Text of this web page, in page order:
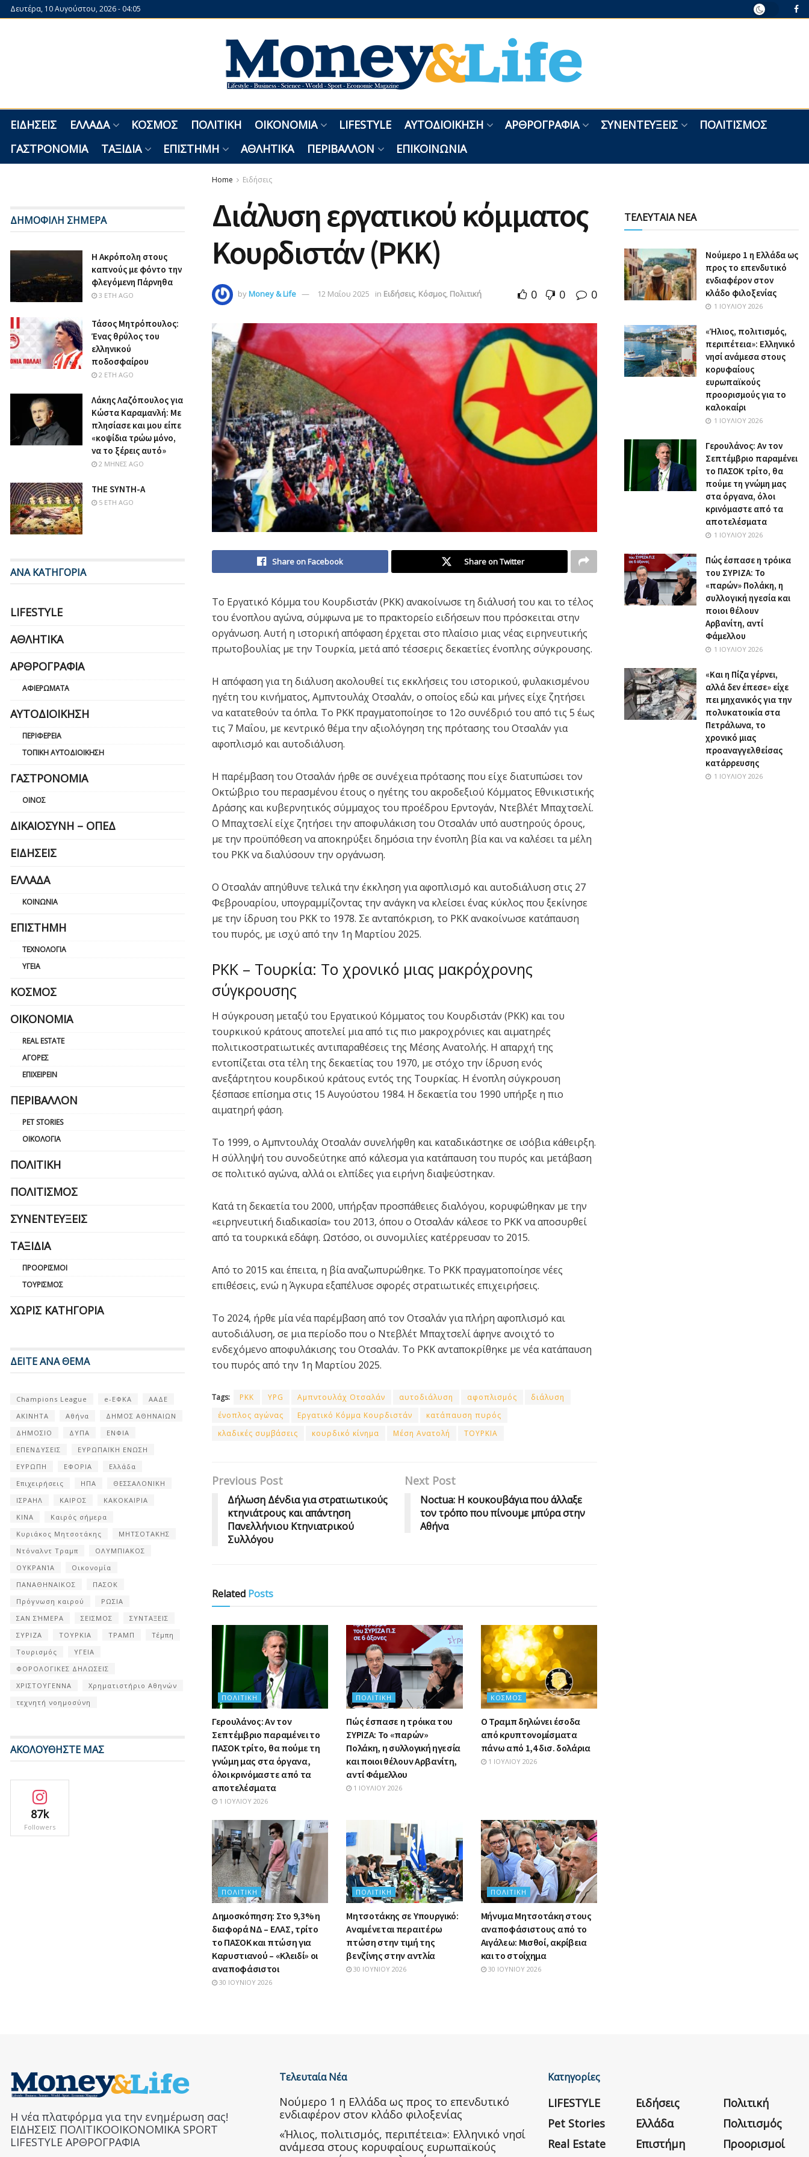
Δευτέρα, 10 Αυγούστου, 2026 - 04:05
ΕΙΔΉΣΕΙΣ ΕΛΛΆΔΑ ΚΌΣΜΟΣ ΠΟΛΙΤΙΚΉ ΟΙΚΟΝΟΜΊΑ LIFESTYLE ΑΥΤΟΔΙΟΊΚΗΣΗ ΑΡΘΡΟΓΡΑΦΊΑ ΣΥΝΕΝΤΕΎΞΕΙΣ
ΠΟΛΙΤΙΣΜΌΣ
ΓΑΣΤΡΟΝΟΜΊΑ
ΤΑΞΊΔΙΑ ΕΠΙΣΤΉΜΗ ΑΘΛΗΤΙΚΆ ΠΕΡΙΒΆΛΛΟΝ ΕΠΙΚΟΙΝΩΝΊΑ
Home Ειδήσεις
Διάλυση εργατικού κόμματος
Κουρδιστάν (PKK)
byMoney & Life 12 Μαΐου 2025 in Ειδήσεις, Κόσμος, Πολιτική 0 0 0
Share on Facebook Share on Twitter
Το Εργατικό Κόμμα του Κουρδιστάν (PKK) ανακοίνωσε τη διάλυσή του και το τέλος
του ένοπλου αγώνα, σύμφωνα με το πρακτορείο ειδήσεων που πρόσκειται στην
οργάνωση. Αυτή η ιστορική απόφαση έρχεται στο πλαίσιο μιας νέας ειρηνευτικής
πρωτοβουλίας με την Τουρκία, μετά από τέσσερις δεκαετίες ένοπλης σύγκρουσης.
Η απόφαση για τη διάλυση ακολουθεί τις εκκλήσεις του ιστορικού, φυλακισμένου
ηγέτη του κινήματος, Αμπντουλάχ Οτσαλάν, ο οποίος εδώ και μήνες είχε ζητήσει
να κατατεθούν τα όπλα. Το PKK πραγματοποίησε το 12ο συνέδριό του από τις 5 έως
τις 7 Μαΐου, με κεντρικό θέμα την αξιολόγηση της πρότασης του Οτσαλάν για
αφοπλισμό και αυτοδιάλυση.
Η παρέμβαση του Οτσαλάν ήρθε σε συνέχεια πρότασης που είχε διατυπώσει τον
Οκτώβριο του περασμένου έτους ο ηγέτης του ακροδεξιού Κόμματος Εθνικιστικής
Δράσης και κυβερνητικός σύμμαχος του προέδρου Ερντογάν, Ντεβλέτ Μπαχτσελί.
Ο Μπαχτσελί είχε ζητήσει την αποφυλάκιση του Οτσαλάν υπό αυστηρούς όρους,
με την προϋπόθεση να αποκηρύξει δημόσια την ένοπλη βία και να καλέσει τα μέλη
του PKK να διαλύσουν την οργάνωση.
Ο Οτσαλάν απηύθυνε τελικά την έκκληση για αφοπλισμό και αυτοδιάλυση στις 27
Φεβρουαρίου, υπογραμμίζοντας την ανάγκη να κλείσει ένας κύκλος που ξεκίνησε
με την ίδρυση του PKK το 1978. Σε ανταπόκριση, το PKK ανακοίνωσε κατάπαυση
του πυρός, με ισχύ από την 1η Μαρτίου 2025.
PKK – Τουρκία: Το χρονικό μιας μακρόχρονης
σύγκρουσης
Η σύγκρουση μεταξύ του Εργατικού Κόμματος του Κουρδιστάν (PKK) και του
τουρκικού κράτους αποτελεί μια από τις πιο μακροχρόνιες και αιματηρές
πολιτικοστρατιωτικές αντιπαραθέσεις της Μέσης Ανατολής. Η απαρχή της
εντοπίζεται στα τέλη της δεκαετίας του 1970, με στόχο την ίδρυση ενός
ανεξάρτητου κουρδικού κράτους εντός της Τουρκίας. Η ένοπλη σύγκρουση
ξέσπασε επίσημα στις 15 Αυγούστου 1984. Η δεκαετία του 1990 υπήρξε η πιο
αιματηρή φάση.
Το 1999, ο Αμπντουλάχ Οτσαλάν συνελήφθη και καταδικάστηκε σε ισόβια κάθειρξη.
Η σύλληψή του συνοδεύτηκε από κάλεσμα για κατάπαυση του πυρός και μετάβαση
σε πολιτικό αγώνα, αλλά οι ελπίδες για ειρήνη διαψεύστηκαν.
Κατά τη δεκαετία του 2000, υπήρξαν προσπάθειες διαλόγου, κορυφώθηκαν με την
«ειρηνευτική διαδικασία» του 2013, όπου ο Οτσαλάν κάλεσε το PKK να αποσυρθεί
από τα τουρκικά εδάφη. Ωστόσο, οι συνομιλίες κατέρρευσαν το 2015.
Από το 2015 και έπειτα, η βία αναζωπυρώθηκε. Το PKK πραγματοποίησε νέες
επιθέσεις, ενώ η Άγκυρα εξαπέλυσε σφορές στρατιωτικές επιχειρήσεις.
Το 2024, ήρθε μία νέα παρέμβαση από τον Οτσαλάν για πλήρη αφοπλισμό και
αυτοδιάλυση, σε μια περίοδο που ο Ντεβλέτ Μπαχτσελί άφηνε ανοιχτό το
ενδεχόμενο αποφυλάκισης του Οτσαλάν. Το PKK ανταποκρίθηκε με νέα κατάπαυση
του πυρός από την 1η Μαρτίου 2025.
Tags: PKK YPG Αμπντουλάχ Οτσαλάν αυτοδιάλυση αφοπλισμός
διάλυση
ένοπλος αγώνας
Εργατικό Κόμμα Κουρδιστάν
κατάπαυση πυρός
κλαδικές συμβάσεις
κουρδικό κίνημα Μέση Ανατολή ΤΟΥΡΚΙΑ
Previous Post
Δήλωση Δένδια για στρατιωτικούς
κτηνιάτρους και απάντηση
Πανελλήνιου Κτηνιατρικού
Συλλόγου
Next Post
Noctua: Η κουκουβάγια που άλλαξε
τον τρόπο που πίνουμε μπύρα στην
Αθήνα
Related Posts
ΠΟΛΙΤΙΚΉ
Γερουλάνος: Αν τον
Σεπτέμβριο παραμένει το
ΠΑΣΟΚ τρίτο, θα πούμε τη
γνώμη μας στα όργανα,
όλοι κρινόμαστε από τα
αποτελέσματα
1 ΙΟΥΛΊΟΥ 2026
ΠΟΛΙΤΙΚΉ
Πώς έσπασε η τρόικα του
ΣΥΡΙΖΑ: Το «παρών»
Πολάκη, η συλλογική ηγεσία
και ποιοι θέλουν Αρβανίτη,
αντί Φάμελλου
1 ΙΟΥΛΊΟΥ 2026
ΚΌΣΜΟΣ
Ο Τραμπ δηλώνει έσοδα
από κρυπτονομίσματα
πάνω από 1,4 δισ. δολάρια
1 ΙΟΥΛΊΟΥ 2026
ΠΟΛΙΤΙΚΉ
Δημοσκόπηση: Στο 9,3% η
διαφορά ΝΔ – ΕΛΑΣ, τρίτο
το ΠΑΣΟΚ και πτώση για
Καρυστιανού – «Κλειδί» οι
αναποφάσιστοι
30 ΙΟΥΝΊΟΥ 2026
ΠΟΛΙΤΙΚΉ
Μητσοτάκης σε Υπουργικό:
Αναμένεται περαιτέρω
πτώση στην τιμή της
βενζίνης στην αντλία
30 ΙΟΥΝΊΟΥ 2026
ΠΟΛΙΤΙΚΉ
Μήνυμα Μητσοτάκη στους
αναποφάσιστους από το
Αιγάλεω: Μισθοί, ακρίβεια
και το στοίχημα
30 ΙΟΥΝΊΟΥ 2026
ΔΗΜΟΦΙΛΗ ΣΗΜΕΡΑ
Η Ακρόπολη στους
καπνούς με φόντο την
φλεγόμενη Πάρνηθα
3 ΈΤΗ AGO
Τάσος Μητρόπουλος:
Ένας θρύλος του
ελληνικού
ποδοσφαίρου
2 ΈΤΗ AGO
Λάκης Λαζόπουλος για
Κώστα Καραμανλή: Με
πλησίασε και μου είπε
«κοψίδια τρώω μόνο,
να το ξέρεις αυτό»
2 ΜΉΝΕΣ AGO
THE SYNTH-A
5 ΈΤΗ AGO
ΑΝΑ ΚΑΤΗΓΟΡΙΑ
LIFESTYLE
ΑΘΛΗΤΙΚΆ
ΑΡΘΡΟΓΡΑΦΊΑ
ΑΦΙΕΡΏΜΑΤΑ
ΑΥΤΟΔΙΟΊΚΗΣΗ
ΠΕΡΙΦΈΡΕΙΑ
ΤΟΠΙΚΉ ΑΥΤΟΔΙΟΊΚΗΣΗ
ΓΑΣΤΡΟΝΟΜΊΑ
ΟΊΝΟΣ
ΔΙΚΑΙΟΣΎΝΗ – ΟΠΕΔ
ΕΙΔΉΣΕΙΣ
ΕΛΛΆΔΑ
ΚΟΙΝΩΝΊΑ
ΕΠΙΣΤΉΜΗ
ΤΕΧΝΟΛΟΓΊΑ
ΥΓΕΊΑ
ΚΌΣΜΟΣ
ΟΙΚΟΝΟΜΊΑ
REAL ESTATE
ΑΓΟΡΈΣ
ΕΠΙΧΕΙΡΕΊΝ
ΠΕΡΙΒΆΛΛΟΝ
PET STORIES
ΟΙΚΟΛΟΓΊΑ
ΠΟΛΙΤΙΚΉ
ΠΟΛΙΤΙΣΜΌΣ
ΣΥΝΕΝΤΕΎΞΕΙΣ
ΤΑΞΊΔΙΑ
ΠΡΟΟΡΙΣΜΟΊ
ΤΟΥΡΙΣΜΌΣ
ΧΩΡΊΣ ΚΑΤΗΓΟΡΊΑ
ΔΕΙΤΕ ΑΝΑ ΘΕΜΑ
Champions League e-ΕΦΚΑ
ΑΑΔΕ
ΑΚΙΝΗΤΑ
Αθήνα
ΔΗΜΟΣ ΑΘΗΝΑΙΩΝ
ΔΗΜΟΣΙΟ
ΔΥΠΑ
ΕΝΦΙΑ
ΕΠΕΝΔΥΣΕΙΣ
ΕΥΡΩΠΑΪΚΗ ΕΝΩΣΗ
ΕΥΡΩΠΗ
ΕΦΟΡΙΑ
Ελλάδα
Επιχειρήσεις
ΗΠΑ
ΘΕΣΣΑΛΟΝΙΚΗ
ΙΣΡΑΗΛ
ΚΑΙΡΟΣ
ΚΑΚΟΚΑΙΡΙΑ
ΚΙΝΑ
Καιρός σήμερα
Κυριάκος Μητσοτάκης
ΜΗΤΣΟΤΑΚΗΣ
Ντόναλντ Τραμπ
ΟΛΥΜΠΙΑΚΟΣ
ΟΥΚΡΑΝΊΑ
Οικονομία
ΠΑΝΑΘΗΝΑΙΚΟΣ
ΠΑΣΟΚ
Πρόγνωση καιρού
ΡΩΣΙΑ
ΣΑΝ ΣΉΜΕΡΑ
ΣΕΙΣΜΟΣ
ΣΥΝΤΑΞΕΙΣ
ΣΥΡΙΖΑ
ΤΟΥΡΚΙΑ ΤΡΑΜΠ
Τέμπη
Τουρισμός
ΥΓΕΙΑ
ΦΟΡΟΛΟΓΙΚΕΣ ΔΗΛΩΣΕΙΣ
ΧΡΙΣΤΟΥΓΕΝΝΑ
Χρηματιστήριο Αθηνών
τεχνητή νοημοσύνη
ΑΚΟΛΟΥΘΗΣΤΕ ΜΑΣ
87k
Followers
ΤΕΛΕΥΤΑΙΑ ΝΕΑ
Nούμερο 1 η Ελλάδα ως
προς το επενδυτικό
ενδιαφέρον στον
κλάδο φιλοξενίας
1 ΙΟΥΛΊΟΥ 2026
«Ήλιος, πολιτισμός,
περιπέτεια»: Ελληνικό
νησί ανάμεσα στους
κορυφαίους
ευρωπαϊκούς
προορισμούς για το
καλοκαίρι
1 ΙΟΥΛΊΟΥ 2026
Γερουλάνος: Αν τον
Σεπτέμβριο παραμένει
το ΠΑΣΟΚ τρίτο, θα
πούμε τη γνώμη μας
στα όργανα, όλοι
κρινόμαστε από τα
αποτελέσματα
1 ΙΟΥΛΊΟΥ 2026
Πώς έσπασε η τρόικα
του ΣΥΡΙΖΑ: Το
«παρών» Πολάκη, η
συλλογική ηγεσία και
ποιοι θέλουν
Αρβανίτη, αντί
Φάμελλου
1 ΙΟΥΛΊΟΥ 2026
«Και η Πίζα γέρνει,
αλλά δεν έπεσε» είχε
πει μηχανικός για την
πολυκατοικία στα
Πετράλωνα, το
χρονικό μιας
προαναγγελθείσας
κατάρρευσης
1 ΙΟΥΛΊΟΥ 2026
Η νέα πλατφόρμα για την ενημέρωση σας!
ΕΙΔΗΣΕΙΣ ΠΟΛΙΤΙΚΟΟΙΚΟΝΟΜΙΚΑ SPORT
LIFESTYLE ΑΡΘΡΟΓΡΑΦΙΑ
Τελευταία Νέα
Nούμερο 1 η Ελλάδα ως προς το επενδυτικό
ενδιαφέρον στον κλάδο φιλοξενίας
«Ήλιος, πολιτισμός, περιπέτεια»: Ελληνικό νησί
ανάμεσα στους κορυφαίους ευρωπαϊκούς
Κατηγορίες
LIFESTYLE
Pet Stories
Real Estate
Ειδήσεις
Ελλάδα
Επιστήμη
Πολιτική
Πολιτισμός
Προορισμοί